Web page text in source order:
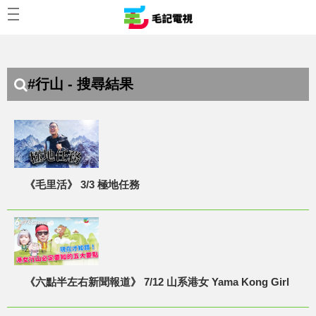
#行山 - 搜尋結果
《毛里活》 3/3 極地任務
《六點半左右新聞報道》 7/12 山系港女 Yama Kong Girl